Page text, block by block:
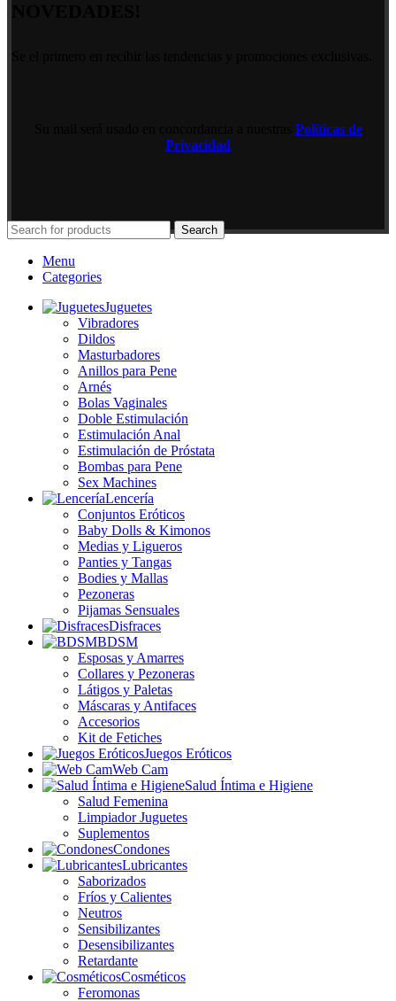
Políticas de
Privacidad
Search
Menu
Categories
Juguetes
Vibradores
Dildos
Masturbadores
Anillos para Pene
Arnés
Bolas Vaginales
Doble Estimulación
Estimulación Anal
Estimulación de Próstata
Bombas para Pene
Sex Machines
Lencería
Conjuntos Eróticos
Baby Dolls & Kimonos
Medias y Ligueros
Panties y Tangas
Bodies y Mallas
Pezoneras
Pijamas Sensuales
Disfraces
BDSM
Esposas y Amarres
Collares y Pezoneras
Látigos y Paletas
Máscaras y Antifaces
Accesorios
Kit de Fetiches
Juegos Eróticos
Web Cam
Salud Íntima e Higiene
Salud Femenina
Limpiador Juguetes
Suplementos
Condones
Lubricantes
Saborizados
Fríos y Calientes
Neutros
Sensibilizantes
Desensibilizantes
Retardante
Cosméticos
Feromonas